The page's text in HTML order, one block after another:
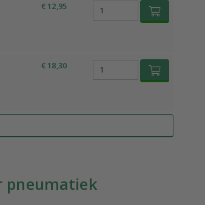
€ 12,95
€ 18,30
pneumatiek